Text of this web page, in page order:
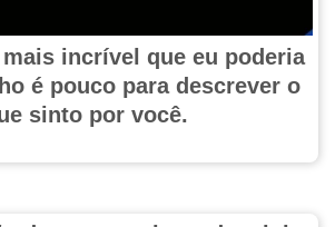
incrível que eu poderia
é pouco para descrever o
sinto por você.